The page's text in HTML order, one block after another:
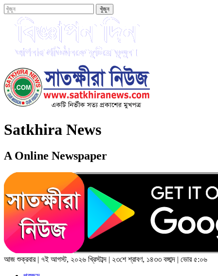
Satkhira News
A Online Newspaper
আজশুক্রবার| ৭ই আগস্ট, ২০২৬ খ্রিস্টাব্দ | ২৩শে শ্রাবণ, ১৪৩৩ বঙ্গাব্দ | ভোর ৫:০৬